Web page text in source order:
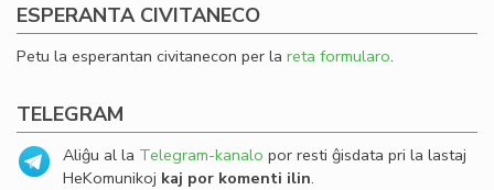
ESPERANTA CIVITANECO
Petu la esperantan civitanecon per la reta formularo.
TELEGRAM
Aliĝu al la Telegram-kanalo por resti ĝisdata pri la lastaj
HeKomunikoj kaj por komenti ilin.